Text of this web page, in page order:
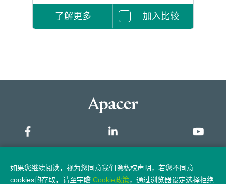
了解更多 加入比较
网站地图
如果您继续阅读，视为您同意我们隐私权声明，若您不同意
cookies的存取，请至宇瞻 Cookie政策，通过浏览器设定选择拒绝